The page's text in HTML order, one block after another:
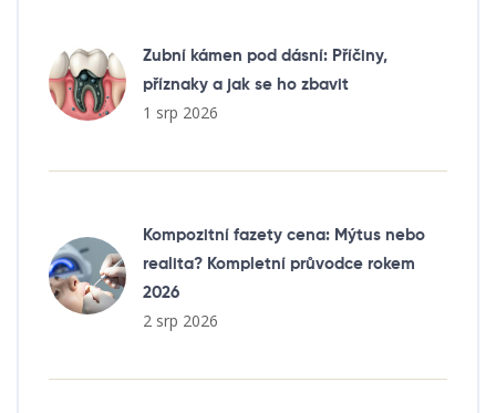
Zubní kámen pod dásní: Příčiny,
příznaky a jak se ho zbavit
1 srp 2026
Kompozitní fazety cena: Mýtus nebo
realita? Kompletní průvodce rokem
2026
2 srp 2026